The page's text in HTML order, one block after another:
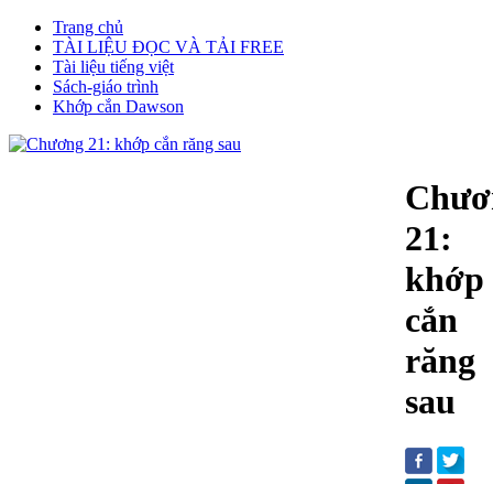
Trang chủ
TÀI LIỆU ĐỌC VÀ TẢI FREE
Tài liệu tiếng việt
Sách-giáo trình
Khớp cắn Dawson
21:
khớp
cắn
răng
sau